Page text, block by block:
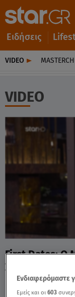
Ειδήσεις
VIDEO
VIDEO
First Dates: Ο
Σαμπάνη! -
Ενδιαφερόμαστε
Εμείς και οι603